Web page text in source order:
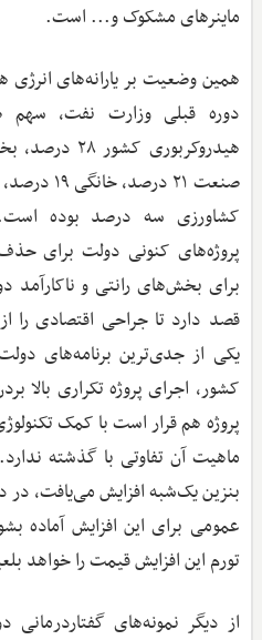
ماینرهای مشکوک و... است.
همین وضعیت بر یارانه‌های
دوره قبلی وزارت نفت، سهم
صنعت ۲۱
کشاورزی سه درصد بوده
پروژه‌های کنونی دولت برای
برای بخش‌های رانتی و ناکارآمد
قصد دارد تا جراحی اقتصادی را
یکی از جدی‌ترین برنامه‌های
کشور، اجرای پروژه تکراری بالا
پروژه هم قرار است با کمک
ماهیت آن تفاوتی با گذشته
بنزین یک‌شبه افزایش می‌یافت، در
عمومی برای این افزایش آماده
تورم این افزایش قیمت را خواهد
از دیگر نمونه‌های